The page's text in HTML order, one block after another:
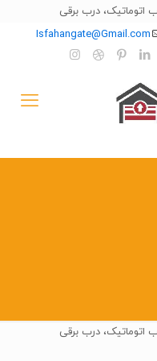
اتوماتیک، درب برقی
Isfahangate@Gmail.com
اتوماتیک، درب برقی